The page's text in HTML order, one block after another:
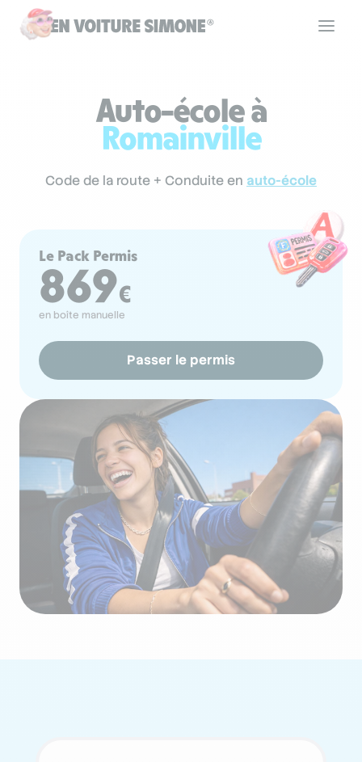
Permis de conduire
Aide
Auto-école à
Romainville
Code de la route + Conduite en auto-école
Le Pack Permis
869€
en boîte manuelle
Passer le permis